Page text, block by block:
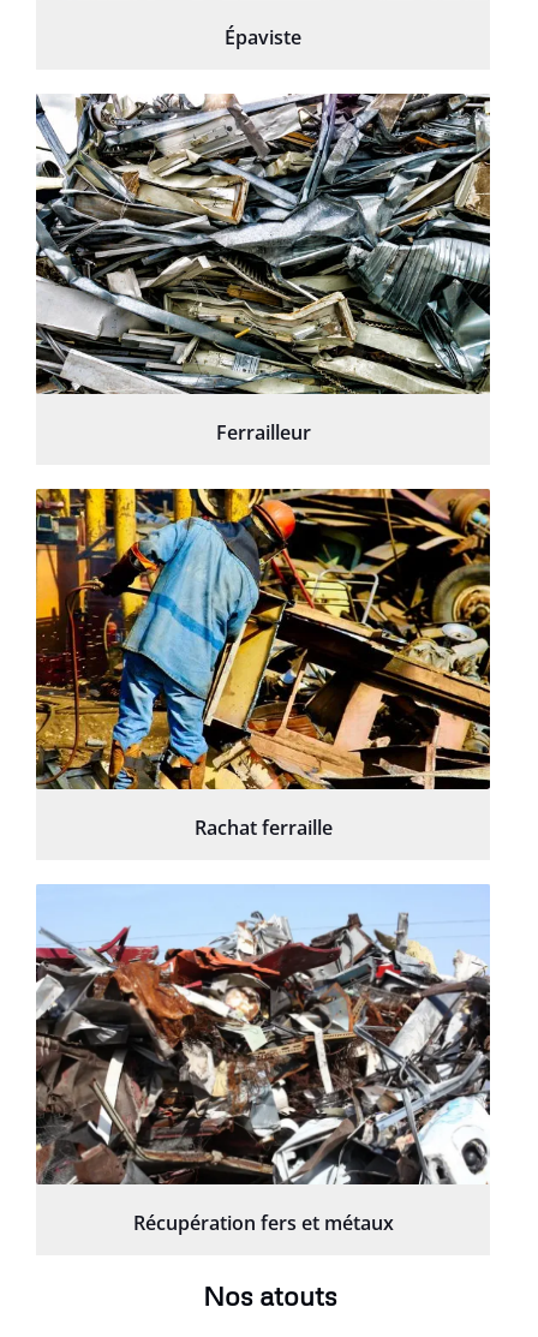
Épaviste
Ferrailleur
Rachat ferraille
Récupération fers et métaux
Nos atouts